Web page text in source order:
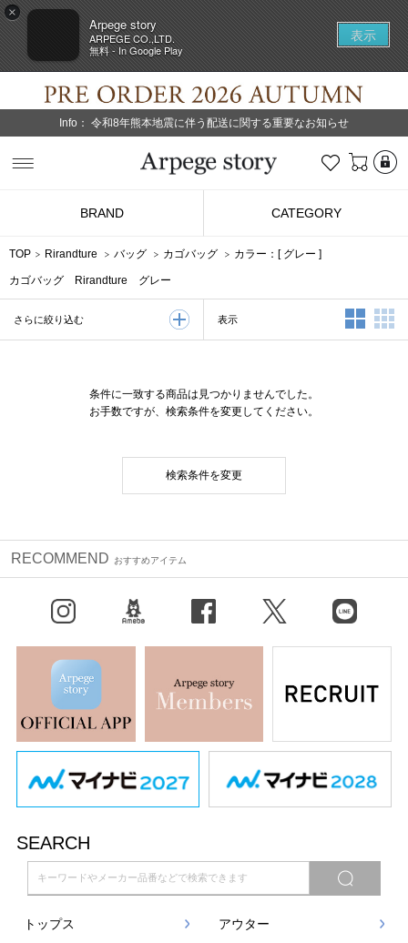
×
Arpege story
ARPEGE CO.,LTD.
無料 - In Google Play
表示
Info： 令和8年熊本地震に伴う配送に関する重要なお知らせ
お気に入り
BRAND CATEGORY
TOP Rirandture バッグ カゴバッグ カラー：[ グレー ]
カゴバッグ Rirandture グレー
さらに絞り込む 表示 2列表示
条件に一致する商品は見つかりませんでした。
お手数ですが、検索条件を変更してください。
検索条件を変更
RECOMMEND おすすめアイテム
X（旧Twitter） LINE
SEARCH
トップス アウター